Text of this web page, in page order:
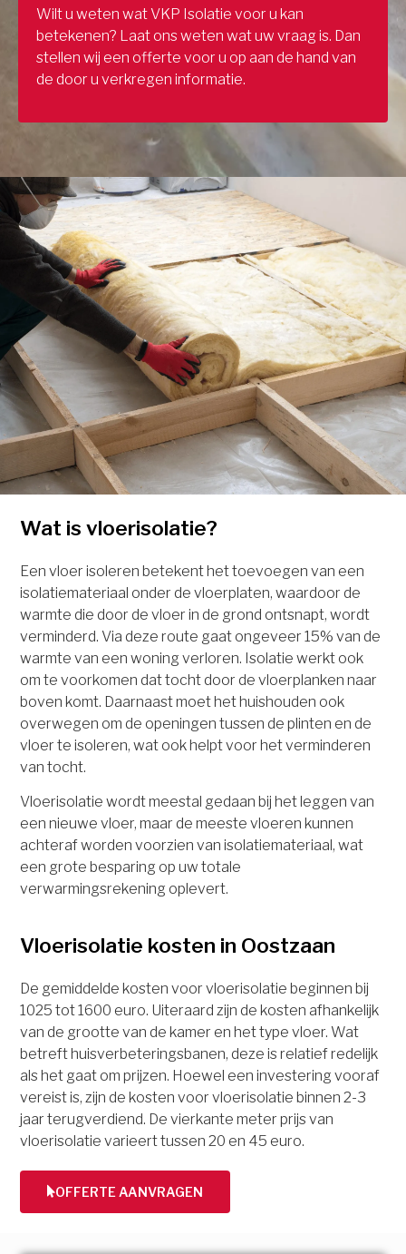
Wilt u weten wat VKP Isolatie voor u kan
betekenen? Laat ons weten wat uw vraag is. Dan
stellen wij een offerte voor u op aan de hand van
de door u verkregen informatie.
Wat is vloerisolatie?
Een vloer isoleren betekent het toevoegen van een
isolatiemateriaal onder de vloerplaten, waardoor de
warmte die door de vloer in de grond ontsnapt, wordt
verminderd. Via deze route gaat ongeveer 15% van de
warmte van een woning verloren. Isolatie werkt ook
om te voorkomen dat tocht door de vloerplanken naar
boven komt. Daarnaast moet het huishouden ook
overwegen om de openingen tussen de plinten en de
vloer te isoleren, wat ook helpt voor het verminderen
van tocht.
Vloerisolatie wordt meestal gedaan bij het leggen van
een nieuwe vloer, maar de meeste vloeren kunnen
achteraf worden voorzien van isolatiemateriaal, wat
een grote besparing op uw totale
verwarmingsrekening oplevert.
Vloerisolatie kosten in Oostzaan
De gemiddelde kosten voor vloerisolatie beginnen bij
1025 tot 1600 euro. Uiteraard zijn de kosten afhankelijk
van de grootte van de kamer en het type vloer. Wat
betreft huisverbeteringsbanen, deze is relatief redelijk
als het gaat om prijzen. Hoewel een investering vooraf
vereist is, zijn de kosten voor vloerisolatie binnen 2-3
jaar terugverdiend. De vierkante meter prijs van
vloerisolatie varieert tussen 20 en 45 euro.
OFFERTE AANVRAGEN